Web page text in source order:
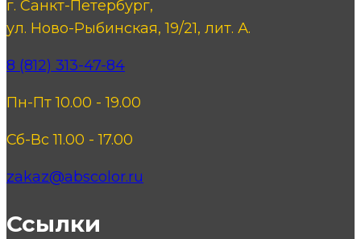
г. Санкт-Петербург,
ул. Ново-Рыбинская, 19/21, лит. А.
8 (812) 313-47-84
Пн-Пт 10.00 - 19.00
Сб-Вс 11.00 - 17.00
zakaz@abscolor.ru
Ссылки